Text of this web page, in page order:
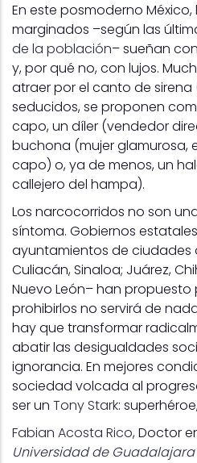
En este posmoderno
marginados –según las
de la población– sueñan
y, por qué no, con lujos.
atraer por el canto de
seducidos, se proponen
capo, un díler (vendedor
buchona (mujer glamurosa,
capo) o, ya de menos, un
callejero del hampa).
Los narcocorridos no son
síntoma. Gobiernos
ayuntamientos de ciudades
Culiacán, Sinaloa; Juárez,
Nuevo León– han propuesto
prohibirlos no servirá de
hay que transformar
abatir las desigualdades
ignorancia. En mejores
sociedad volcada al
ser un Tony Stark:
Fabian Acosta Rico, Doctor
Universidad de Guadalajara